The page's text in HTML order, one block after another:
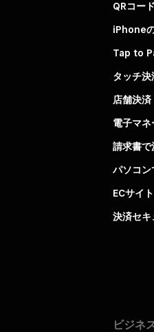
QRコー
iPhone
Tap to
タッチ決
店舗決済
電子マネ
請求書で
パソコン
ECサイ
決済セキ
ビジネ